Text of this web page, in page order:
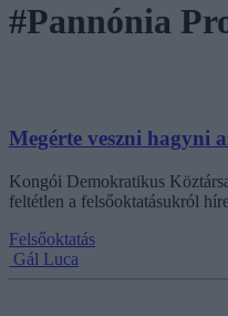
#Pannónia
Megérte veszni hagyni
Kongói Demokratikus
feltétlen a felsőoktatásukról
Felsőoktatás
Gál Luca